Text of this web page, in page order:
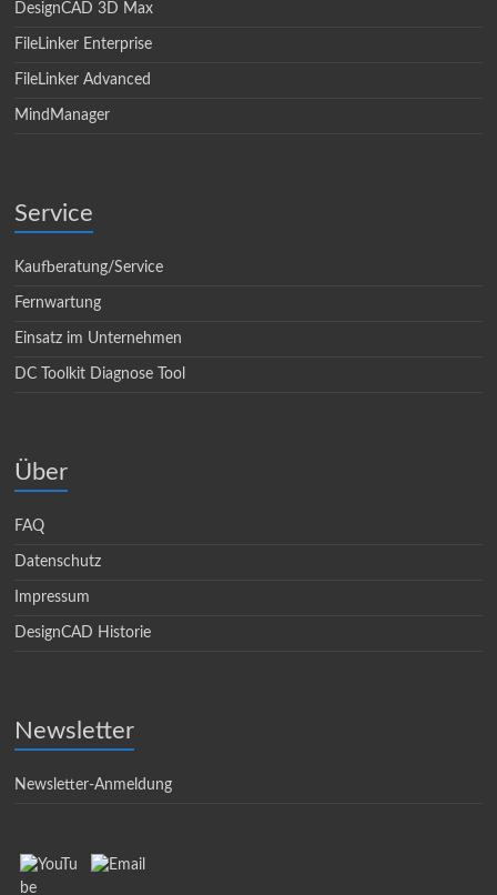
DesignCAD 3D Max
FileLinker Enterprise
FileLinker Advanced
MindManager
Service
Kaufberatung/Service
Fernwartung
Einsatz im Unternehmen
DC Toolkit Diagnose Tool
Über
FAQ
Datenschutz
Impressum
DesignCAD Historie
Newsletter
Newsletter-Anmeldung